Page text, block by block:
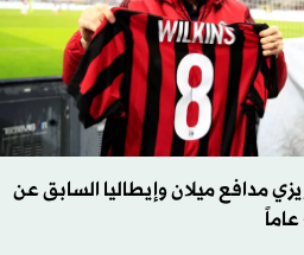
مدافع ميلان وإيطاليا السابق عن